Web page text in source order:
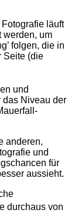
läuft
werden, um
folgen, die in
Seite (die
und
das Niveau der
anderen,
und
für
aussieht.
durchaus von